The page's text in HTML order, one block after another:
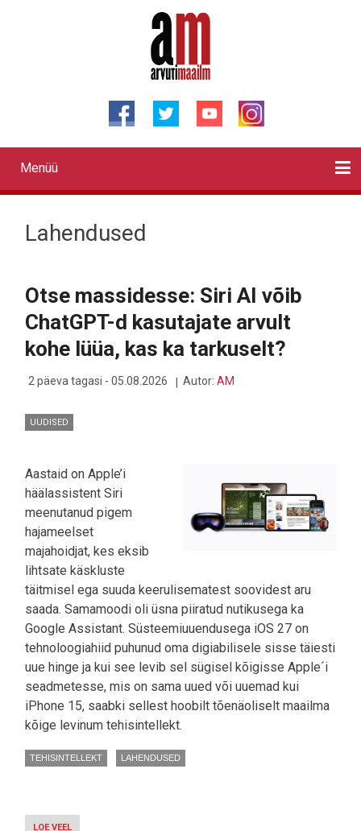
Primary
links
Menüü
Lahendused
Otse massidesse: Siri AI võib
ChatGPT-d kasutajate arvult
kohe lüüa, kas ka tarkuselt?
2 päeva tagasi - 05.08.2026 Autor: AM
UUDISED
Aastaid on Apple’i
häälassistent Siri
meenutanud pigem
hajameelset
majahoidjat, kes eksib
lihtsate käskluste
täitmisel ega suuda keerulisematest soovidest aru
saada. Samamoodi oli üsna piiratud nutikusega ka
Google Assistant. Süsteemiuuendusega iOS 27 on
tehnoloogiahiid puhunud oma digiabilisele sisse täiesti
uue hinge ja kui see levib sel sügisel kõigisse Apple´i
seadmetesse, mis on sama uued või uuemad kui
iPhone 15, saabki sellest hoobilt tõenäoliselt maailma
kõige levinum tehisintellekt.
TEHISINTELLEKT LAHENDUSED
LOE VEEL